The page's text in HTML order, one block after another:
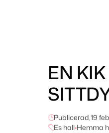
EN
Publicerad,19
Es hall•Hemma